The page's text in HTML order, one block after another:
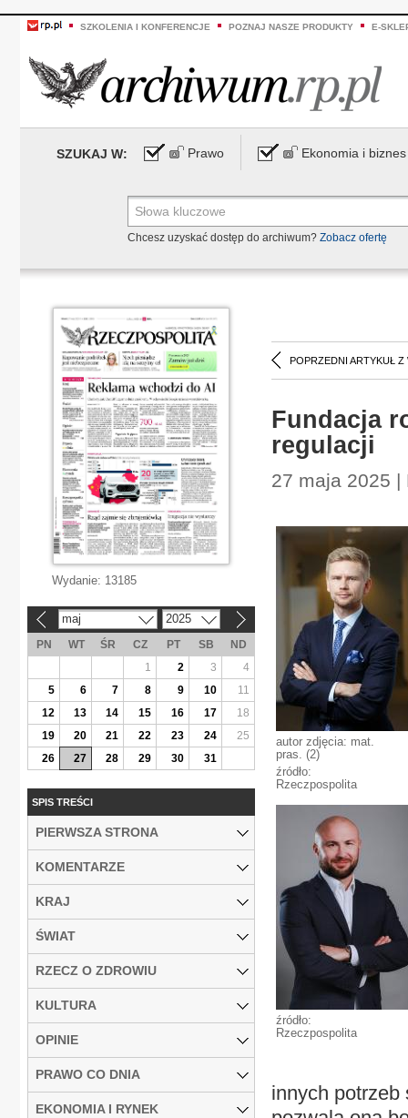
SZKOLENIA I KONFERENCJE POZNAJ NASZE PRODUKTY E-
SZUKAJ W: Prawo Ekonomia i biznes
Chcesz uzyskać dostęp do archiwum? Zobacz ofertę
POPRZEDNI ARTYKUŁ Z
Fundacja
regulacji
27 maja 2025 |
autor zdjęcia: mat.
pras. (2)
źródło:
Rzeczpospolita
źródło:
Rzeczpospolita
innych potrzeb
Wydanie: 13185
maj 2025
PN WT ŚR CZ PT SB
ND
1
2 3
4
5
6 7 8 9 10
11
12
13 14 15 16 17
18
19
20 21 22 23 24
25
26
27 28 29 30 31
SPIS TREŚCI
PIERWSZA STRONA
KOMENTARZE
KRAJ
ŚWIAT
RZECZ O ZDROWIU
KULTURA
OPINIE
PRAWO CO DNIA
EKONOMIA I RYNEK